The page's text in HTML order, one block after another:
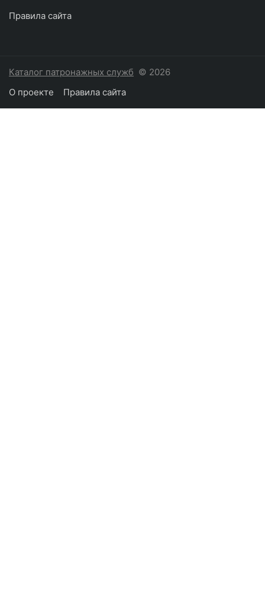
Правила сайта
Каталог патронажных служб © 2026
О проекте
Правила сайта